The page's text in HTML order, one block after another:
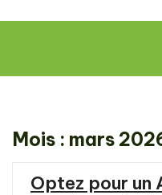
Mois : mars
Optez pour un